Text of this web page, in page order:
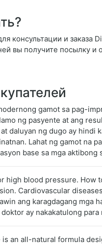
консультации и заказа
вы получите посылку и
gamot sa pag-
ng pasyente at ang
daluyan ng dugo ay hindi
Lahat ng gamot na
base sa mga aktibong
high blood pressure. How
Cardiovascular
ang karagdagang mga
ay nakakatulong
is an all-natural formula